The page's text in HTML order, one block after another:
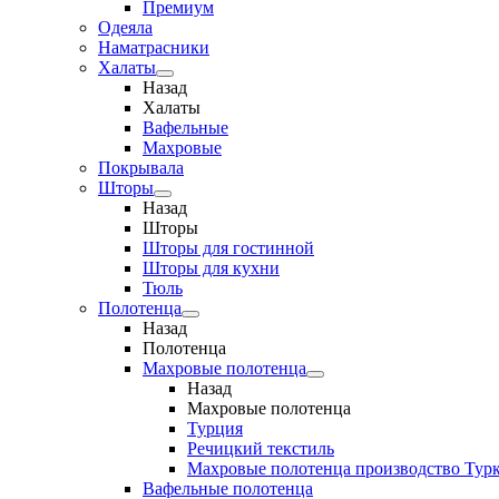
Премиум
Одеяла
Наматрасники
Халаты
Назад
Халаты
Вафельные
Махровые
Покрывала
Шторы
Назад
Шторы
Шторы для гостинной
Шторы для кухни
Тюль
Полотенца
Назад
Полотенца
Махровые полотенца
Назад
Махровые полотенца
Турция
Речицкий текстиль
Махровые полотенца производство
Вафельные полотенца